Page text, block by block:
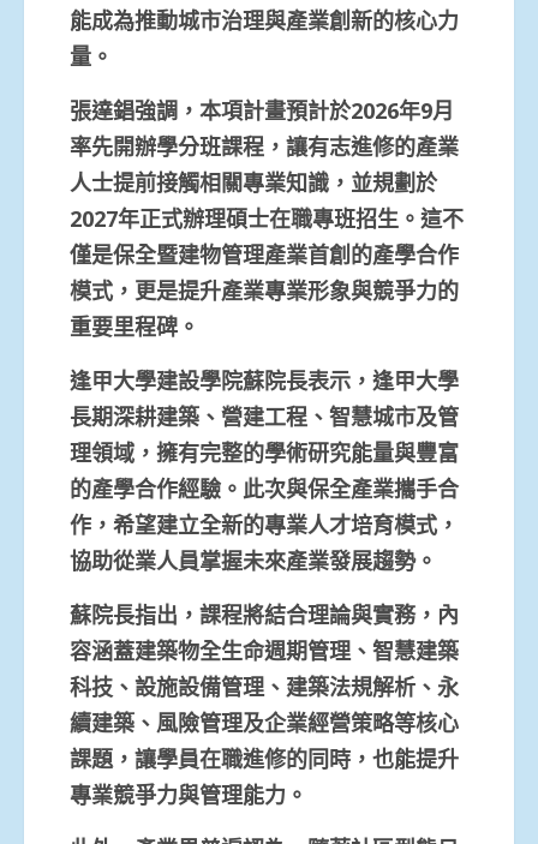
能成為推動城市治理與產業創新的核心力
量。
張達錩強調，本項計畫預計於2026年9月
率先開辦學分班課程，讓有志進修的產業
人士提前接觸相關專業知識，並規劃於
2027年正式辦理碩士在職專班招生。這不
僅是保全暨建物管理產業首創的產學合作
模式，更是提升產業專業形象與競爭力的
重要里程碑。
逢甲大學建設學院蘇院長表示，逢甲大學
長期深耕建築、營建工程、智慧城市及管
理領域，擁有完整的學術研究能量與豐富
的產學合作經驗。此次與保全產業攜手合
作，希望建立全新的專業人才培育模式，
協助從業人員掌握未來產業發展趨勢。
蘇院長指出，課程將結合理論與實務，內
容涵蓋建築物全生命週期管理、智慧建築
科技、設施設備管理、建築法規解析、永
續建築、風險管理及企業經營策略等核心
課題，讓學員在職進修的同時，也能提升
專業競爭力與管理能力。